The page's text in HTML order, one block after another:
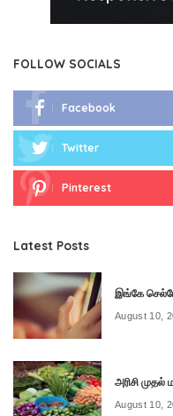
FOLLOW SOCIALS
Facebook
Twitter
Pinterest
Latest Posts
இங்கே
August 10,
அரிசி முதல்
August 10,